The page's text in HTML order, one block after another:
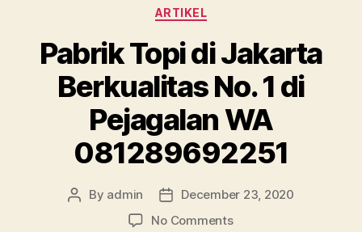
Categories
ARTIKEL
Pabrik Topi di Jakarta
Berkualitas No. 1 di
Pejagalan WA
081289692251
Post
By admin
Post
date
December 23, 2020
No Commentson